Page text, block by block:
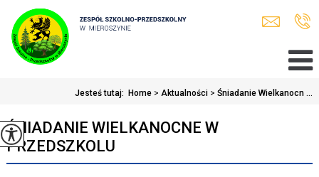
Jesteś tutaj: Home > Aktualności > Śniadanie Wielkanocn ...
ŚNIADANIE WIELKANOCNE W
PRZEDSZKOLU